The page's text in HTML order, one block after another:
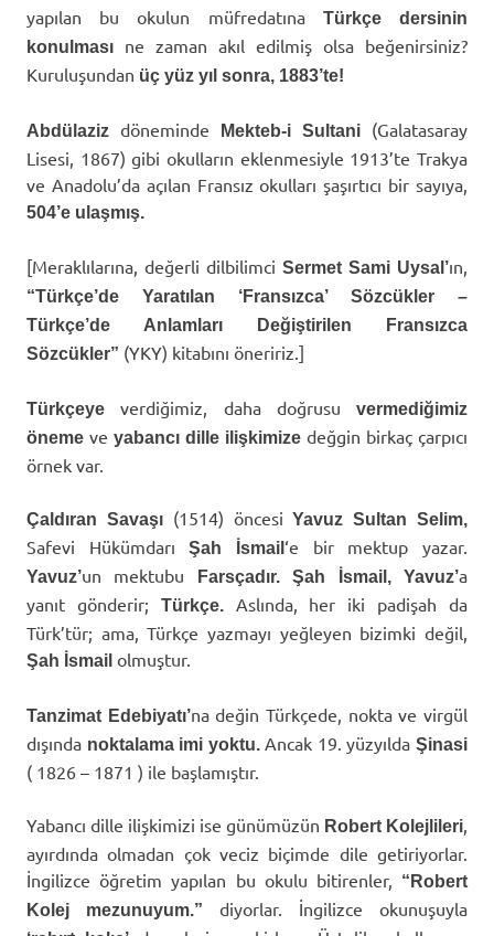
yapılan bu okulun müfredatına Türkçe dersinin
konulması ne zaman akıl edilmiş olsa beğenirsiniz?
Kuruluşundan üç yüz yıl sonra, 1883’te!
Abdülaziz döneminde Mekteb-i Sultani (Galatasaray
Lisesi, 1867) gibi okulların eklenmesiyle 1913’te Trakya
ve Anadolu’da açılan Fransız okulları şaşırtıcı bir sayıya,
504’e ulaşmış.
[Meraklılarına, değerli dilbilimci Sermet Sami Uysal’ın,
“Türkçe’de Yaratılan ‘Fransızca’ Sözcükler –
Türkçe’de Anlamları Değiştirilen Fransızca
Sözcükler” (YKY) kitabını öneririz.]
Türkçeyeverdiğimiz, daha doğrusu vermediğimiz
öneme ve yabancı dille ilişkimize değgin birkaç çarpıcı
örnek var.
Çaldıran Savaşı(1514) öncesiYavuz Sultan Selim,
Safevi HükümdarıŞah İsmail ‘e bir mektup yazar.
Yavuz’un mektubu Farsçadır. Şah İsmail, Yavuz’a
yanıt gönderir;
Türkçe. Aslında, her iki padişah da
Türk’tür; ama, Türkçe yazmayı yeğleyen bizimki değil,
Şah İsmail olmuştur.
Tanzimat Edebiyatı’na değin Türkçede, nokta ve virgül
dışında noktalama imi yoktu. Ancak 19. yüzyıldaŞinasi
( 1826 – 1871 ) ile başlamıştır.
Yabancı dille ilişkimizi ise günümüzün Robert Kolejlileri
ayırdında olmadan çok veciz biçimde dile getiriyorlar.
İngilizce öğretim yapılan bu okulu bitirenler,
“Robert
Kolej mezunuyum.”
diyorlar. İngilizce okunuşuyla